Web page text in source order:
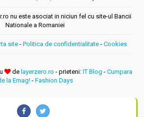
nu este asociat in niciun fel cu site-ul Bancii
Nationale a Romaniei
site - Politica de confidentialitate - Cookies
de layerzero.ro - prieteni: IT Blog - Cumpara
la Emag!- Fashion Days